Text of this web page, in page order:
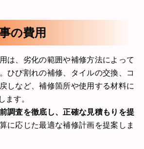
の費用
は、劣化の範囲や補修方法によって
ひび割れの補修、タイルの交換、コ
しなど、補修箇所や使用する材料に
ます。
調査を徹底し、正確な見積もりを提
に応じた最適な補修計画を提案しま